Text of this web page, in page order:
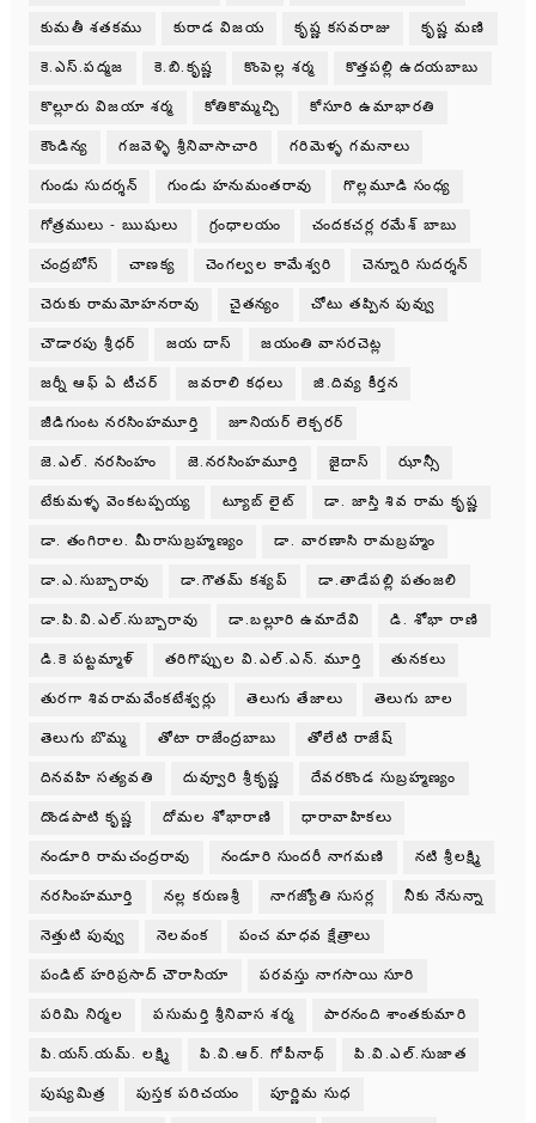
కుమతీ శతకము కురాడ విజయ కృష్ణ కసవరాజు కృష్ణ మణి
కె.ఎస్.పద్మజ కె.బి.కృష్ణ కొంపెల్ల శర్మ కొత్తపల్లి ఉదయబాబు
కొల్లూరు విజయా శర్మ కోతికొమ్మచ్చి కోసూరి ఉమాభారతి
కౌండిన్య గజవెళ్ళి శ్రీనివాసాచారి గరిమెళ్ళ గమనాలు
గుండు సుదర్శన్ గుండు హనుమంతరావు గొల్లమూడి సంధ్య
గోత్రములు - ఋషులు గ్రంధాలయం చందకచర్ల రమేశ్ బాబు
చంద్రబోస్ చాణక్య చెంగల్వల కామేశ్వరి చెన్నూరి సుదర్శన్
చెరుకు రామమోహనరావు చైతన్యం చోటు తప్పిన పువ్వు
చౌడారపు శ్రీధర్ జయ దాస్ జయంతి వాసరచెట్ల
జర్నీ ఆఫ్ ఏ టీచర్ జవరాలి కధలు జి.దివ్య కీర్తన
జీడిగుంట నరసింహమూర్తి జూనియర్ లెక్చరర్
జె.ఎల్. నరసింహం జె.నరసింహమూర్తి జైదాస్ ఝాన్సీ
టేకుమళ్ళ వెంకటప్పయ్య ట్యూబ్ లైట్ డా. జాస్తి శివ రామ కృష్ణ
డా. తంగిరాల. మీరాసుబ్రహ్మణ్యం డా. వారణాసి రామబ్రహ్మం
డా.ఎ.సుబ్బారావు డా.గౌతమ్ కశ్యప్ డా.తాడేపల్లి పతంజలి
డా.పి.వి.ఎల్.సుబ్బారావు డా.బల్లూరి ఉమాదేవి డి. శోభా రాణి
డి.కె పట్టమ్మాళ్ తరిగొప్పుల వి.ఎల్.ఎన్. మూర్తి తునకలు
తురగా శివరామవేంకటేశ్వర్లు తెలుగు తేజాలు తెలుగు బాల
తెలుగు బొమ్మ తోటా రాజేంద్రబాబు తోలేటి రాజేష్
దినవహి సత్యవతి దువ్వూరి శ్రీకృష్ణ దేవరకొండ సుబ్రహ్మణ్యం
దొండపాటి కృష్ణ దోమల శోభారాణి ధారావాహికలు
నండూరి రామచంద్రరావు నండూరి సుందరీ నాగమణి నటి శ్రీలక్ష్మి
నరసింహమూర్తి నల్ల కరుణశ్రీ నాగజ్యోతి సుసర్ల నీకు నేనున్నా
నెత్తుటి పువ్వు నెలవంక పంచ మాధవ క్షేత్రాలు
పండిట్ హరిప్రసాద్ చౌరాసియా పరవస్తు నాగసాయి సూరి
పరిమి నిర్మల పసుమర్తి శ్రీనివాస శర్మ పారనంది శాంతకుమారి
పి.యస్.యమ్. లక్ష్మి పి.వి.ఆర్. గోపీనాథ్ పి.వి.ఎల్.సుజాత
పుష్యమిత్ర పుస్తక పరిచయం పూర్ణిమ సుధ